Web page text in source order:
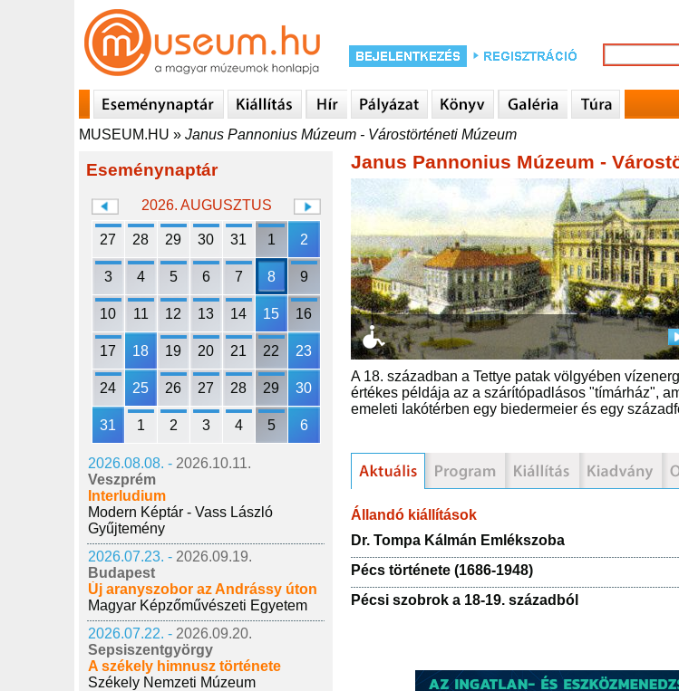
MUSEUM.HU » Janus Pannonius Múzeum - Várostörténeti Múzeum
Eseménynaptár
2026. AUGUSZTUS
27 28 29 30 31 1 2
3 4 5 6 7 8 9
10 11 12 13 14 15 16
17 18 19 20 21 22 23
24 25 26 27 28 29 30
31 1 2 3 4 5 6
2026.08.08. - 2026.10.11.
Veszprém
Interludium
Modern Képtár - Vass László
Gyűjtemény
2026.07.23. - 2026.09.19.
Budapest
Új aranyszobor az Andrássy úton
Magyar Képzőművészeti Egyetem
2026.07.22. - 2026.09.20.
Sepsiszentgyörgy
A székely himnusz története
Székely Nemzeti Múzeum
Janus Pannonius Múzeum -
A 18. században a Tettye patak völgyében
értékes példája az a szárítópadlásos "tímárház",
emeleti Iakótérben egy biedermeier és egy
Állandó kiállítások
Dr. Tompa Kálmán Emlékszoba
Pécs története (1686-1948)
Pécsi szobrok a 18-19. századból